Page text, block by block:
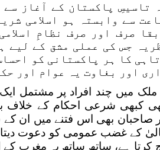
تاسیسِ پاکستان کے آغاز
سے وابستہ ہو اسلامی
بقا صرف اور صرف نظامِ
جس کی عملی مشق کے لیے
کا ہر پاکستانی کو
اور بغاوت یہ عوام اور
میں چند افراد پر مشتمل
کبھی شرعی احکام کے خلاف
صاحبان بھی اس فتنے میں ان
کے غضب عمومی کو دعوت
کرتا ہے، ساتھ ساتھ یہ